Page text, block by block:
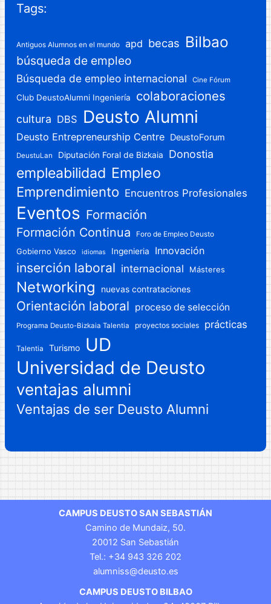
Tags:
Antiguos Alumnos en el mundo apd becas Bilbao
búsqueda de empleo
Búsqueda de empleo internacional Cine Fórum
Club DeustoAlumni Ingeniería colaboraciones
cultura DBS Deusto Alumni
Deusto Entrepreneurship Centre DeustoForum
DeustuLan Diputación Foral de Bizkaia Donostia
empleabilidad Empleo
Emprendimiento Encuentros Profesionales
Eventos Formación
Formación Continua Foro de Empleo Deusto
Gobierno Vasco idiomas Ingenieria Innovación
inserción laboral internacional Másteres
Networking nuevas contrataciones
Orientación laboral proceso de selección
Programa Deusto-Bizkaia Talentia proyectos sociales prácticas
Talentia Turismo
UD
Universidad de Deusto
ventajas alumni
Ventajas de ser Deusto Alumni
CAMPUS DEUSTO SAN SEBASTIÁN
Camino de Mundaiz, 50.
20012 San Sebastián
Tel.: +34 943 326 202
alumniss@deusto.es
CAMPUS DEUSTO BILBAO